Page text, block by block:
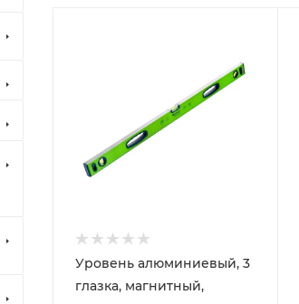
Уровень алюминиевый, 3
глазка, магнитный,